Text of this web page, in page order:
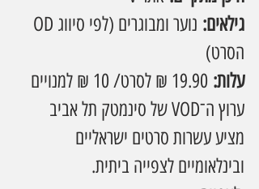
OD
גילאים: נוער ומבוגרים (לפי סיווג
הסרט)
עלות:
ערוץ ה־VOD של סינמטק תל אביב
מציע עשרות סרטים ישראליים
ובינלאומיים לצפייה ביתית.